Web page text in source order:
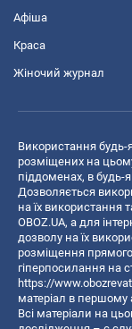
Афіша
Краса
Жіночий журнал
Використання будь-
розміщених на
піддоменах, в будь-
Дозволяється
на їх використання
OBOZ.UA, а для
дозволу на їх
розміщення
гіперпосилання на
https://
матеріал в першому
Всі матеріали на